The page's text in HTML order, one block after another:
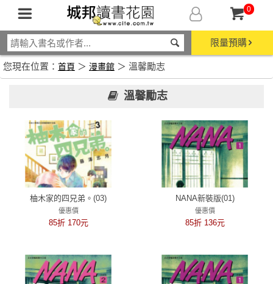
0
限量預購
您現在位置： 首頁 ＞ 漫畫館 ＞ 溫馨勵志
溫馨勵志
柚木家的四兄弟。(03)
優惠價
85折 170元
NANA新裝版(01)
優惠價
85折 136元